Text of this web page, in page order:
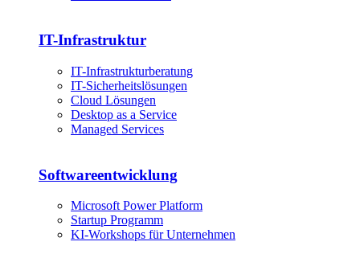
IT-Infrastruktur
IT-Infrastrukturberatung
IT-Sicherheitslösungen
Cloud Lösungen
Desktop as a Service
Managed Services
Softwareentwicklung
Microsoft Power Platform
Startup Programm
KI-Workshops für Unternehmen